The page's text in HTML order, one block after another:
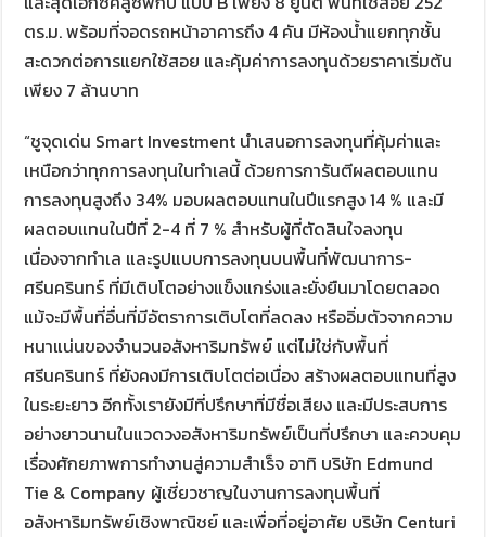
ตร.ม. พร้อมที่จอดรถหน้าอาคารถึง 4 คัน มีห้องน้ำแยกทุกชั้น
สะดวกต่อการแยกใช้สอย และคุ้มค่าการลงทุนด้วยราคาเริ่มต้น
เพียง 7 ล้านบาท
“ชูจุดเด่น Smart Investment นำเสนอการลงทุนที่คุ้มค่าและ
เหนือกว่าทุกการลงทุนในทำเลนี้ ด้วยการการันตีผลตอบแทน
การลงทุนสูงถึง 34% มอบผลตอบแทนในปีแรกสูง 14 % และมี
ผลตอบแทนในปีที่ 2-4 ที่ 7 % สำหรับผู้ที่ตัดสินใจลงทุน
เนื่องจากทำเล และรูปแบบการลงทุนบนพื้นที่พัฒนาการ-
ศรีนครินทร์ ที่มีเติบโตอย่างแข็งแกร่งและยั่งยืนมาโดยตลอด
แม้จะมีพื้นที่อื่นที่มีอัตราการเติบโตที่ลดลง หรืออิ่มตัวจากความ
หนาแน่นของจำนวนอสังหาริมทรัพย์ แต่ไม่ใช่กับพื้นที่
ศรีนครินทร์ ที่ยังคงมีการเติบโตต่อเนื่อง สร้างผลตอบแทนที่สูง
ในระยะยาว อีกทั้งเรายังมีที่ปรึกษาที่มีชื่อเสียง และมีประสบการ
อย่างยาวนานในแวดวงอสังหาริมทรัพย์เป็นที่ปรึกษา และควบคุม
เรื่องศักยภาพการทำงานสู่ความสำเร็จ อาทิ บริษัท Edmund
Tie & Company ผู้เชี่ยวชาญในงานการลงทุนพื้นที่
อสังหาริมทรัพย์เชิงพาณิชย์ และเพื่อที่อยู่อาศัย บริษัท Centuri